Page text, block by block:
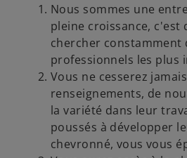
Nous sommes une
pleine croissance,
chercher constamment
professionnels les plus
Vous ne cesserez
renseignements, de
la variété dans leur
poussés à développer
chevronné, vous vous